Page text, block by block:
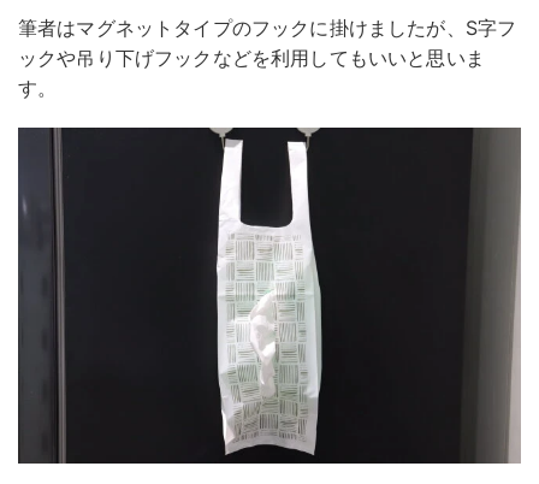
筆者はマグネットタイプのフックに掛けましたが、S字フ
ックや吊り下げフックなどを利用してもいいと思いま
す。